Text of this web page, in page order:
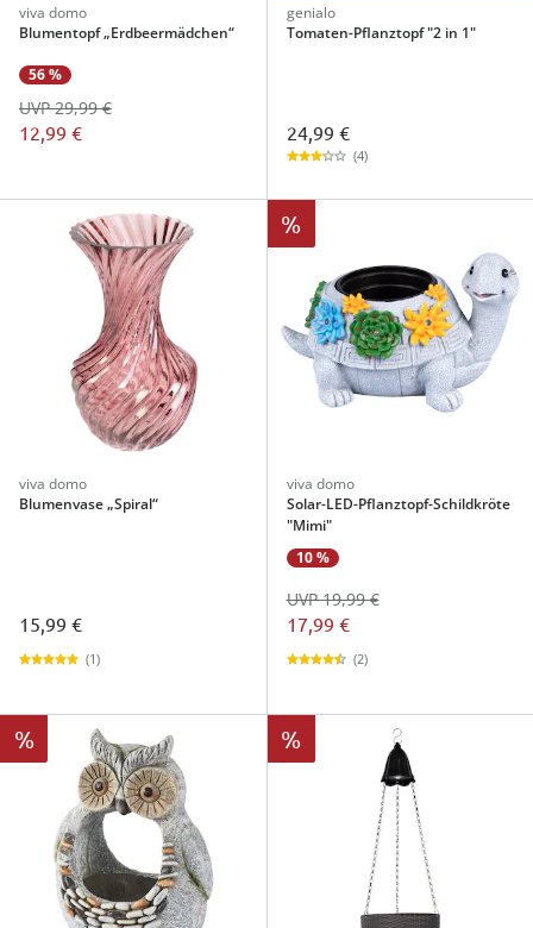
viva domo
Blumentopf „Erdbeermädchen“
56 %
12,99 €
UVP 29,99 €
genialo
Tomaten-Pflanztopf "2 in 1"
24,99 €
(4)
viva domo
Blumenvase „Spiral“
15,99 €
(1)
%
viva domo
Solar-LED-Pflanztopf-Schildkröte
"Mimi"
10 %
17,99 €
UVP 19,99 €
(2)
% %